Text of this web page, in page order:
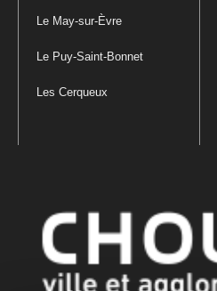
Le May-sur-Èvre
Le Puy-Saint-Bonnet
Les Cerqueux